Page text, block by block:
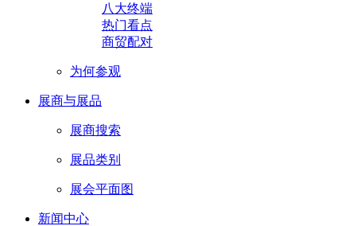
八大终端
热门看点
商贸配对
为何参观
展商与展品
展商搜索
展品类别
展会平面图
新闻中心